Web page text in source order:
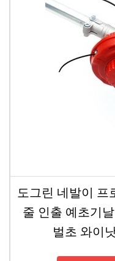
도그린 네발이 프
줄 인출 예초기
벌초 와이